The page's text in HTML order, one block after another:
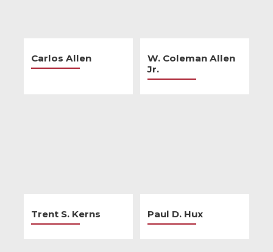
Carlos Allen
W. Coleman Allen
Jr.
Trent S. Kerns Paul D. Hux